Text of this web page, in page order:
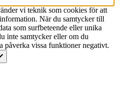
vi teknik som cookies för att
När du samtycker till
som surfbeteende eller unika
inte samtycker eller om du
påverka vissa funktioner negativt.